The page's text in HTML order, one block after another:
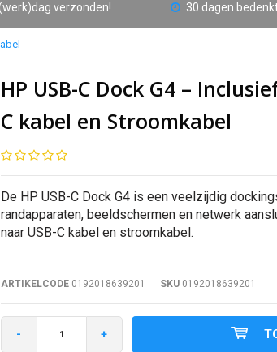
verzonden! 30 dagen
HP USB-C Dock G4 –
C kabel en Stroomkabel
De HP USB-C Dock G4 is een veelzijdig
randapparaten, beeldschermen en netwerk
naar USB-C kabel en stroomkabel.
ARTIKELCODE0192018639201 SKU0192018639201
- +